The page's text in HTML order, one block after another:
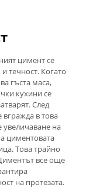
цимент се
течност. Когато
гъста маса,
кухини се
След
вгражда в това
увеличаване на
циментовата
Това трайно
все още
на протезата.